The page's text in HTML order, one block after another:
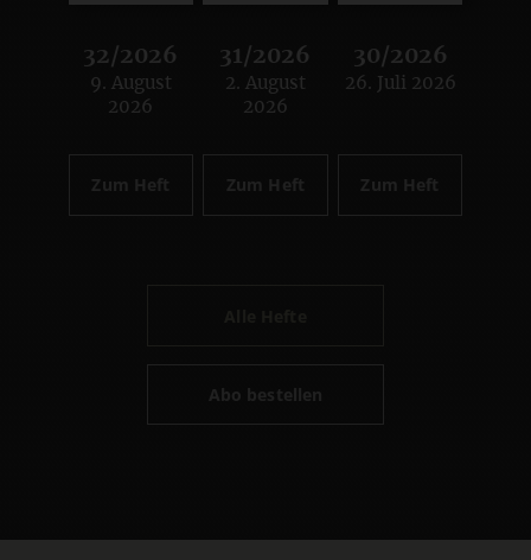
32/2026
:
9. August
2026
Zum Heft
31/2026
:
2. August
2026
Zum Heft
30/2026
:
26. Juli 2026
Zum Heft
Abo bestellen